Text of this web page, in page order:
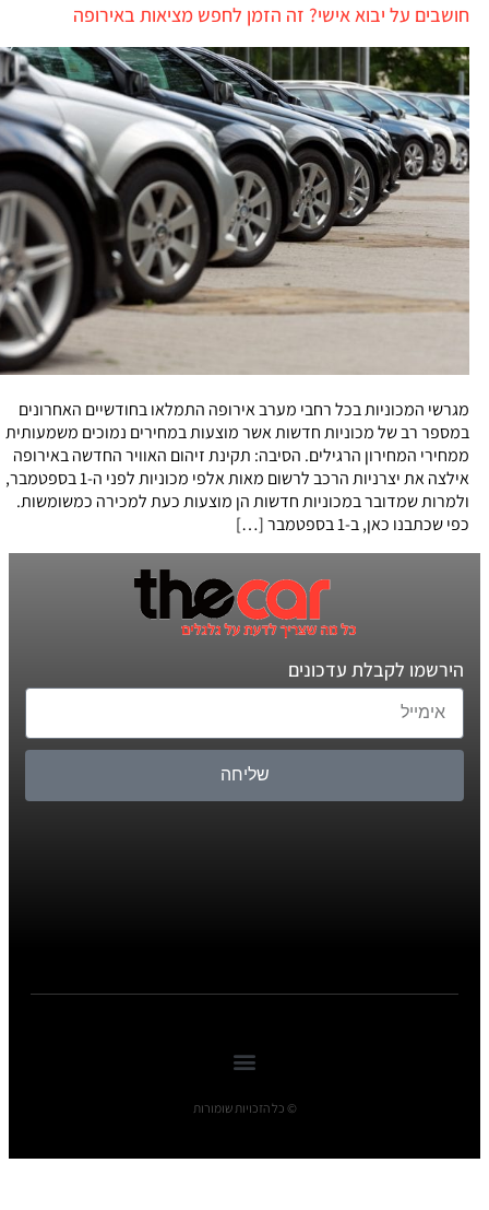
חושבים על יבוא אישי? זה הזמן לחפש מציאות באירופה
מגרשי המכוניות בכל רחבי מערב אירופה התמלאו בחודשיים האחרונים
במספר רב של מכוניות חדשות אשר מוצעות במחירים נמוכים משמעותית
ממחירי המחירון הרגילים. הסיבה: תקינת זיהום האוויר החדשה באירופה
אילצה את יצרניות הרכב לרשום מאות אלפי מכוניות לפני ה-1 בספטמבר,
ולמרות שמדובר במכוניות חדשות הן מוצעות כעת למכירה כמשומשות.
כפי שכתבנו כאן, ב-1 בספטמבר […]
הירשמו לקבלת עדכונים
שליחה
© כל הזכויות שומורות